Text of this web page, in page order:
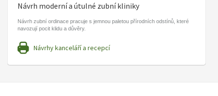
Návrh moderní a útulné zubní kliniky
Návrh zubní ordinace pracuje s jemnou paletou přírodních odstínů, které
navozují pocit klidu a důvěry.
Návrhy kanceláří a recepcí